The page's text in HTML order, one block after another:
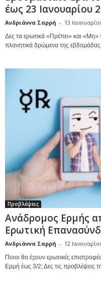
έως 23 Ιανουαρίου
Ανδριάννα Σαρρή - 13
Δες τα ερωτικά «Πρέπει» και
πλανητικά δρώμενα της
Προβλέψεις
Ανάδρομος Ερμής
Ερωτική
Ανδριάννα Σαρρή - 12
Ποιοι θα έχουν ερωτικές
Ερμή έως 3/2; Δες τις προβλέψεις